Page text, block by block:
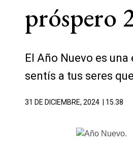
próspero
El Año Nuevo es
sentís a tus seres
31 DE DICIEMBRE, 2024 | 15.38